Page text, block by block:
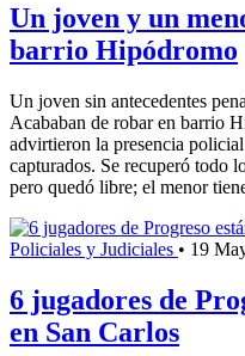
Un joven y un
barrio Hipódromo
Un joven sin antecedentes
Acababan de robar en barrio
advirtieron la presencia
capturados. Se recuperó todo
pero quedó libre; el menor
Policiales y Judiciales • 19
6 jugadores de
en San Carlos